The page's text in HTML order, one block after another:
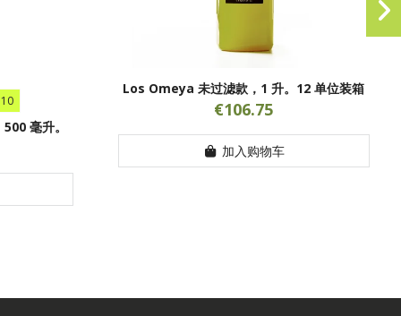
毫升。
Los Omeya 未过滤款，1 升。12 单位装箱
€106.75
加入购物车